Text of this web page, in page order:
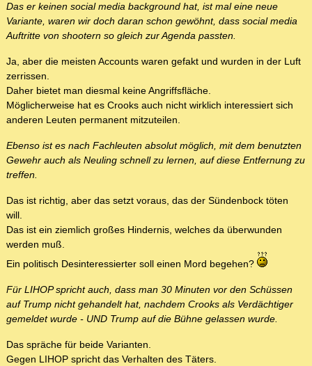
Das er keinen social media background hat, ist mal eine neue
Variante, waren wir doch daran schon gewöhnt, dass social media
Auftritte von shootern so gleich zur Agenda passten.
Ja, aber die meisten Accounts waren gefakt und wurden in der Luft
zerrissen.
Daher bietet man diesmal keine Angriffsfläche.
Möglicherweise hat es Crooks auch nicht wirklich interessiert sich
anderen Leuten permanent mitzuteilen.
Ebenso ist es nach Fachleuten absolut möglich, mit dem benutzten
Gewehr auch als Neuling schnell zu lernen, auf diese Entfernung zu
treffen.
Das ist richtig, aber das setzt voraus, das der Sündenbock töten
will.
Das ist ein ziemlich großes Hindernis, welches da überwunden
werden muß.
Ein politisch Desinteressierter soll einen Mord begehen?
Für LIHOP spricht auch, dass man 30 Minuten vor den Schüssen
auf Trump nicht gehandelt hat, nachdem Crooks als Verdächtiger
gemeldet wurde - UND Trump auf die Bühne gelassen wurde.
Das spräche für beide Varianten.
Gegen LIHOP spricht das Verhalten des Täters.